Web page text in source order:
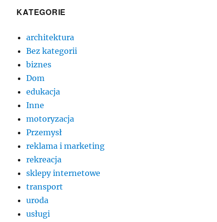
KATEGORIE
architektura
Bez kategorii
biznes
Dom
edukacja
Inne
motoryzacja
Przemysł
reklama i marketing
rekreacja
sklepy internetowe
transport
uroda
usługi